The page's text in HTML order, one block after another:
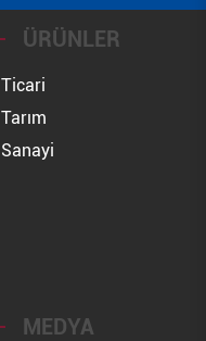
ÜRÜNLER
Ticari
Tarım
Sanayi
MEDYA